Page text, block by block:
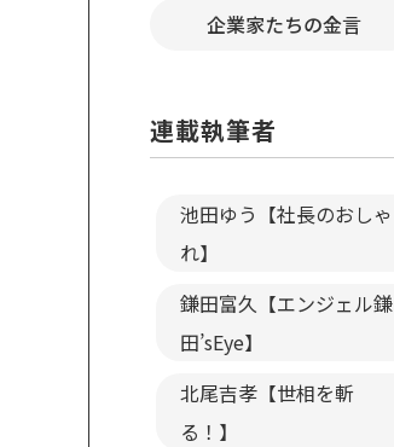
企業家たちの金言
連載執筆者
池田ゆう【社長のおしゃ
れ】
鎌田富久【エンジェル鎌
田’sEye】
北尾吉孝【世相を斬
る！】